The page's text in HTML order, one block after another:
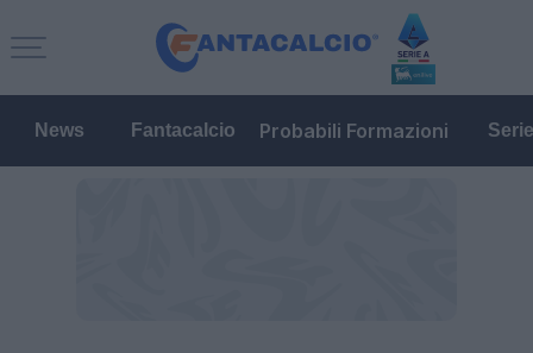
News Fantacalcio Probabili Formazioni